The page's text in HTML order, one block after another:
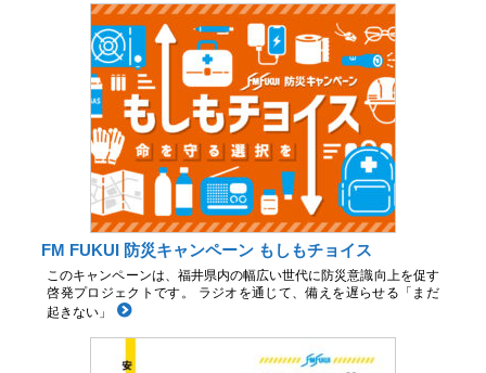
FM FUKUI 防災キャンペーン もしもチョイス
このキャンペーンは、福井県内の幅広い世代に防災意識向上を促す
啓発プロジェクトです。 ラジオを通じて、備えを遅らせる「まだ
起きない」